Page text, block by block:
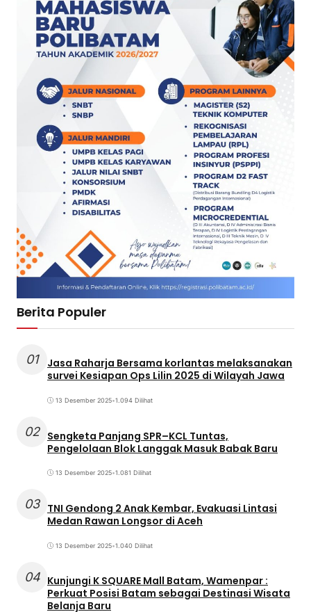
Berita Populer
01
Jasa Raharja Bersama korlantas melaksanakan
survei Kesiapan Ops Lilin 2025 di Wilayah Jawa
13 Desember 2025•1.094 Dilihat
02 Sengketa Panjang SPR–KCL Tuntas,
Pengelolaan Blok Langgak Masuk Babak Baru
13 Desember 2025•1.081 Dilihat
03 TNI Gendong 2 Anak Kembar, Evakuasi Lintasi
Medan Rawan Longsor di Aceh
13 Desember 2025•1.040 Dilihat
04 Kunjungi K SQUARE Mall Batam, Wamenpar :
Perkuat Posisi Batam sebagai Destinasi Wisata
Belanja Baru